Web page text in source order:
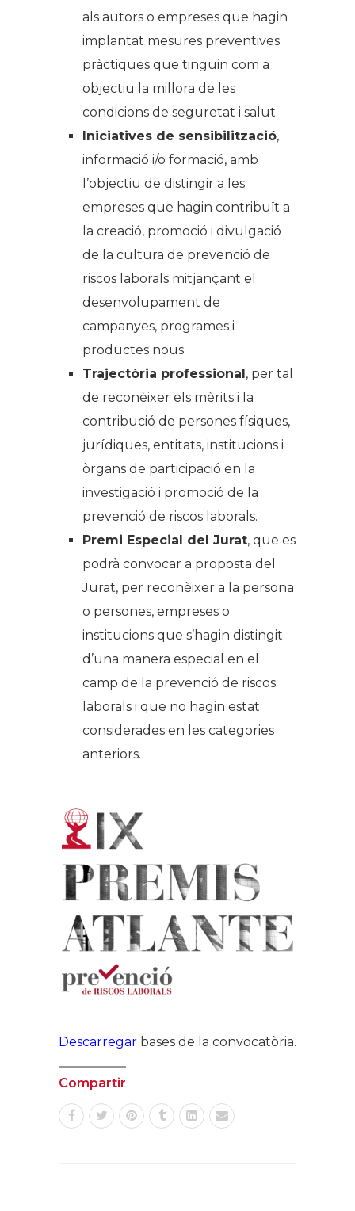
als autors o empreses que hagin
implantat mesures preventives
pràctiques que tinguin com a
objectiu la millora de les
condicions de seguretat i salut.
Iniciatives de sensibilització,
informació i/o formació, amb
l’objectiu de distingir a les
empreses que hagin contribuït a
la creació, promoció i divulgació
de la cultura de prevenció de
riscos laborals mitjançant el
desenvolupament de
campanyes, programes i
productes nous.
Trajectòria professional, per tal
de reconèixer els mèrits i la
contribució de persones físiques,
jurídiques, entitats, institucions i
òrgans de participació en la
investigació i promoció de la
prevenció de riscos laborals.
Premi Especial del Jurat, que es
podrà convocar a proposta del
Jurat, per reconèixer a la persona
o persones, empreses o
institucions que s’hagin distingit
d’una manera especial en el
camp de la prevenció de riscos
laborals i que no hagin estat
considerades en les categories
anteriors.
Descarregar bases de la convocatòria.
Compartir